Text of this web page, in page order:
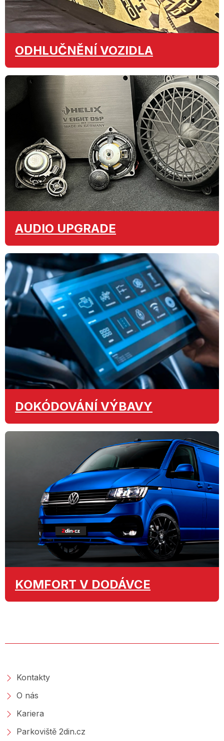
ODHLUČNĚNÍ VOZIDLA
AUDIO UPGRADE
DOKÓDOVÁNÍ VÝBAVY
KOMFORT V DODÁVCE
Kontakty
O nás
Kariera
Parkoviště 2din.cz